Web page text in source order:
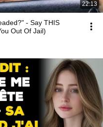
22:13
- Say THIS
Out Of Jail)